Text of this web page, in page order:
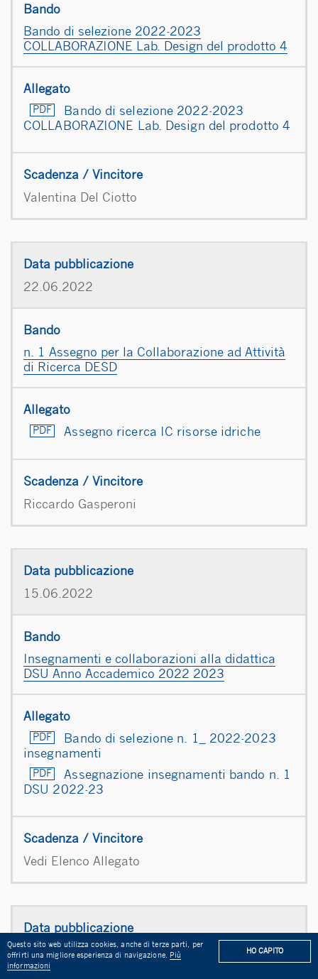
HO CAPITO
Questo sito web utilizza cookies, anche di terze parti, per
offrirti una migliore esperienza di navigazione. Più
informazioni
Bando di selezione 2022-2023
COLLABORAZIONE Lab. Design del prodotto 4
Bando di selezione 2022-2023
COLLABORAZIONE Lab. Design del prodotto 4
Valentina Del Ciotto
22.06.2022
n. 1 Assegno per la Collaborazione ad Attività
di Ricerca DESD
Assegno ricerca IC risorse idriche
Riccardo Gasperoni
15.06.2022
Insegnamenti e collaborazioni alla didattica
DSU Anno Accademico 2022 2023
Bando di selezione n. 1_ 2022-2023
insegnamenti
Assegnazione insegnamenti bando n. 1
DSU 2022-23
Vedi Elenco Allegato
15.06.2022
2022/2023 BANDO DI CONCORSO PER N. 1 TUTOR